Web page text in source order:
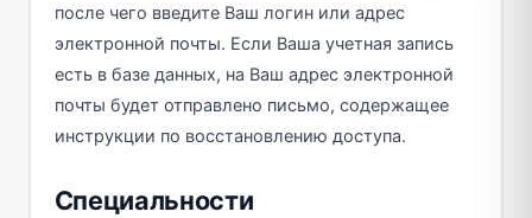
после чего введите Ваш логин или адрес
электронной почты. Если Ваша учетная запись
есть в базе данных, на Ваш адрес электронной
почты будет отправлено письмо, содержащее
инструкции по восстановлению доступа.
Специальности